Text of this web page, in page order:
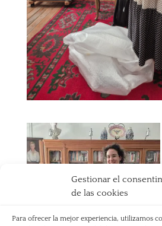
Gestionar el
de las cookies
Para ofrecer la mejor experiencia, utilizamos